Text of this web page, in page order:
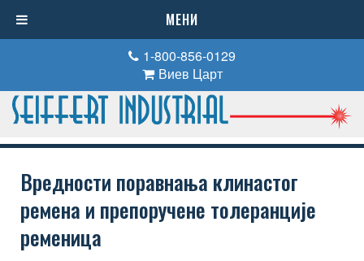
1-800-856-0129
Виев Царт
Вредности поравнања клинастог
ремена и препоручене толеранције
ременица
МЕНИ